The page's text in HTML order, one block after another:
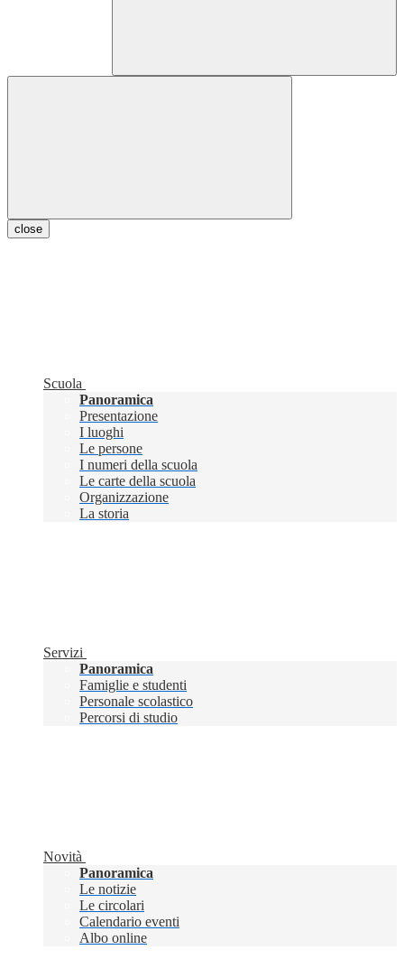
close
Scuola
Panoramica
Presentazione
I luoghi
Le persone
I numeri della scuola
Le carte della scuola
Organizzazione
La storia
Servizi
Panoramica
Famiglie e studenti
Personale scolastico
Percorsi di studio
Novità
Panoramica
Le notizie
Le circolari
Calendario eventi
Albo online